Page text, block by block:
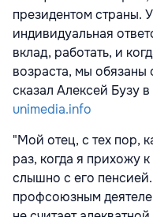
президентом страны.
индивидуальная
вклад, работать, и
возраста, мы обязаны
сказал Алексей Бузу
unimedia.info
"Мой отец, с тех пор,
раз, когда я прихожу
слышно с его
профсоюзным